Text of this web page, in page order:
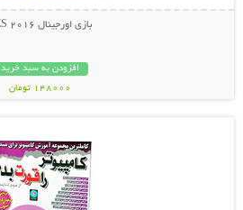
بازی اورجینال PES 2016
افزودن به سبد خرید
148000 تومان